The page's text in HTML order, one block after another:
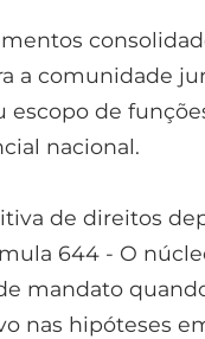
a comunidade
escopo de
nacional.
de direitos
644 - O
mandato
nas hipóteses